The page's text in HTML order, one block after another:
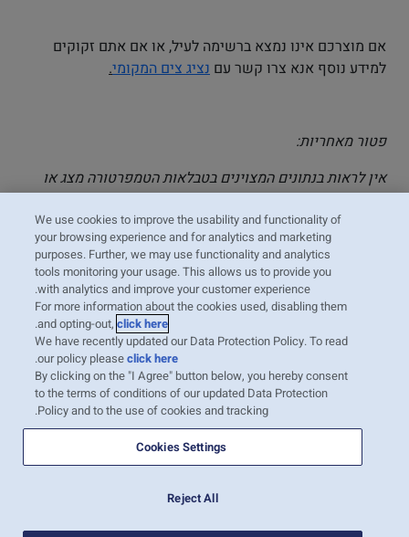
אם מוצרכם אינו נמצא ברשימה לעיל, או אם אתם זקוקים
למידע נוסף אנא צרו קשר עם נציג צים המקומי.
פטור מאחריות:
אין לראות בנתונים המצוינים בטבלאות הטמפרטורה מצג או
המלצה מחייבת בשם המוביל, וניתן להשתמש בהם לשיקול
דעתו ואחריותו הבלעדית של המשווק כהנחיה כללית למטען
המובל במכולות מקוררות, עם הגדרות טמפרטורה שייקבעו
סופית על ידי המשווק.הטמפרטורה וחיי המדף המצוינים
תלויים, בין היתר, במסחר המיועד, דרישות עונתיות, זנים, רמת
ההבשלה ומקור המוצר. טבלאות טמפרטורה אלו לא ישפיעו על
חבותו המשפטית וזכויותיו של המוביל על פי תנאי ההובלה
המוסכמים הנכללים בשטר המטען הרלוונטי. המוביל לא יהיה
אחראי לכל נזק, לרבות אולם ללא הגבלה לכל נזק ישיר, עונשין,
מקרי או תוצאתי, הנובע או שמקורו בשימוש בטבלאות
We use cookies to improve the usability and functionality of
your browsing experience and for analytics and marketing
purposes. Further, we may use functionality and analytics
tools monitoring your usage. This allows us to provide you
with analytics and improve your customer experience.
For more information about the cookies used, disabling them
and opting-out,click here
.
We have recently updated our Data Protection Policy. To read
our policy pleaseclick here
.
By clicking on the "I Agree" button below, you hereby consent
to the terms of conditions of our updated Data Protection
Policy and to the use of cookies and tracking.
Cookies Settings
Reject All